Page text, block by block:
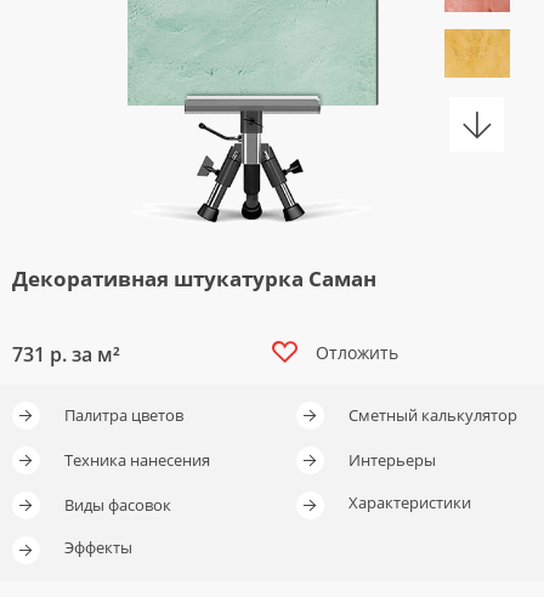
Декоративная штукатурка Саман
731 р. за м² Отложить
Палитра цветов Сметный калькулятор
Техника нанесения Интерьеры
Виды фасовок Характеристики
Эффекты
Отложить